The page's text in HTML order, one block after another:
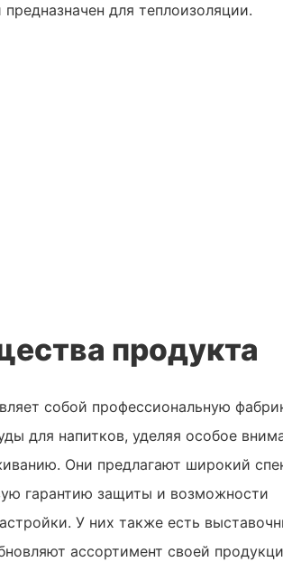
для теплоизоляции.
продукта
собой профессиональную
для напитков, уделяя особое
Они предлагают широкий
гарантию защиты и возможности
У них также есть
ассортимент своей